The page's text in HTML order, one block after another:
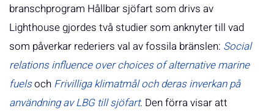
branschprogram Hållbar sjöfart som drivs av
Lighthouse gjordes två studier som anknyter till vad
som påverkar rederiers val av fossila bränslen: Social
relations influence over choices of alternative marine
fuelsoch Frivilliga klimatmål och deras inverkan på
användning av LBG till sjöfart. Den förra visar att